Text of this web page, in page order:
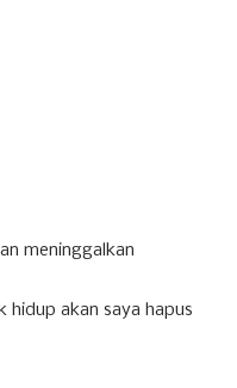
meninggalkan
hidup akan saya hapus